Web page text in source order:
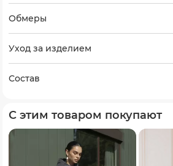
Обмеры
Уход за изделием
Состав
С этим товаром покупают